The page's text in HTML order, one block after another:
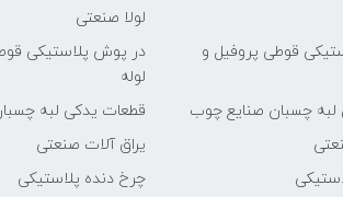
قوطی پروفیل و
لبه چسبان صنایع چوب
لولا صنعتی
در پوش پلاستیکی
لوله
قطعات یدکی لبه
یراق آلات صنعتی
چرخ دنده پلاستیکی